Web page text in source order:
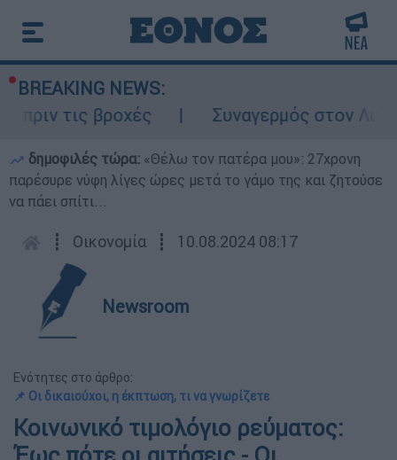
BREAKING NEWS:
τις βροχές
Συναγερμός στον
δημοφιλές τώρα: «Θέλω τον πατέρα μου»: 27χρονη
παρέσυρε νύφη λίγες ώρες μετά το γάμο της και ζητούσε
να πάει σπίτι...
┋ Οικονομία ┋ 10.08.2024 08:17
Newsroom
Ενότητες στο άρθρο:
📌 Οι δικαιούχοι, η έκπτωση, τι να γνωρίζετε
Κοινωνικό τιμολόγιο ρεύματος: